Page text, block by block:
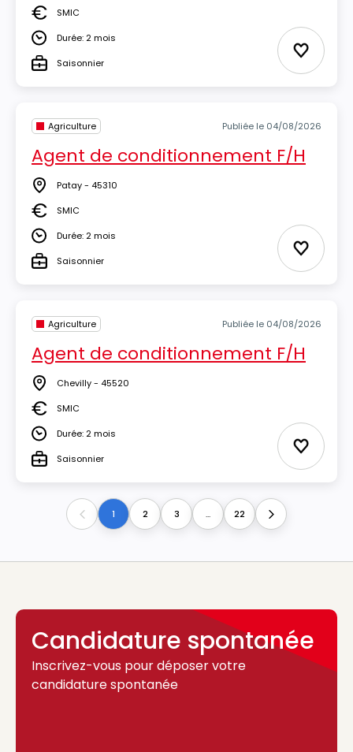
Salaire
SMIC
DuréeDurée: 2 mois
TypeSaisonnier Ajouter
Agriculture Publiée le 04/08/2026
Agent de conditionnement F/H
Lieu Patay - 45310
Salaire
SMIC
DuréeDurée: 2 mois
TypeSaisonnier Ajouter
Agriculture Publiée le 04/08/2026
Agent de conditionnement F/H
Lieu Chevilly - 45520
Salaire
SMIC
DuréeDurée: 2 mois
TypeSaisonnier Ajouter
Previous1 2 3 ... 22 Next
Candidature spontanée
Inscrivez-vous pour déposer votre
candidature spontanée